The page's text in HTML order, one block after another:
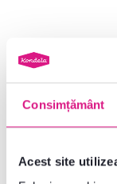
Consimțământ
Acest site